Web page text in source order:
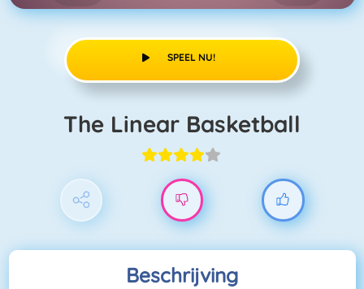
SPEEL NU!
The Linear Basketball
Beschrijving